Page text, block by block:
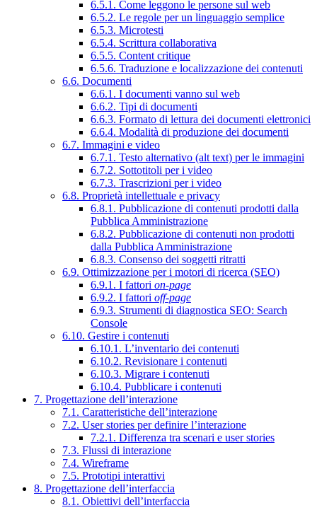
6.5.1. Come leggono le persone sul web
6.5.2. Le regole per un linguaggio semplice
6.5.3. Microtesti
6.5.4. Scrittura collaborativa
6.5.5. Content critique
6.5.6. Traduzione e localizzazione dei contenuti
6.6. Documenti
6.6.1. I documenti vanno sul web
6.6.2. Tipi di documenti
6.6.3. Formato di lettura dei documenti elettronici
6.6.4. Modalità di produzione dei documenti
6.7. Immagini e video
6.7.1. Testo alternativo (alt text) per le immagini
6.7.2. Sottotitoli per i video
6.7.3. Trascrizioni per i video
6.8. Proprietà intellettuale e privacy
6.8.1. Pubblicazione di contenuti prodotti dalla
Pubblica Amministrazione
6.8.2. Pubblicazione di contenuti non prodotti
dalla Pubblica Amministrazione
6.8.3. Consenso dei soggetti ritratti
6.9. Ottimizzazione per i motori di ricerca (SEO)
6.9.1. I fattori on-page
6.9.2. I fattori off-page
6.9.3. Strumenti di diagnostica SEO: Search
Console
6.10. Gestire i contenuti
6.10.1. L’inventario dei contenuti
6.10.2. Revisionare i contenuti
6.10.3. Migrare i contenuti
6.10.4. Pubblicare i contenuti
7. Progettazione dell’interazione
7.1. Caratteristiche dell’interazione
7.2. User stories per definire l’interazione
7.2.1. Differenza tra scenari e user stories
7.3. Flussi di interazione
7.4. Wireframe
7.5. Prototipi interattivi
8. Progettazione dell’interfaccia
8.1. Obiettivi dell’interfaccia